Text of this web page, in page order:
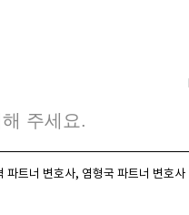
파트너 변호사, 염형국 파트너 변호사